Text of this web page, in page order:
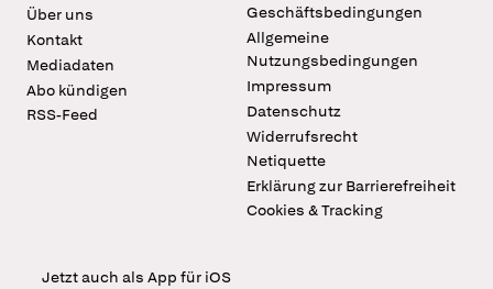
Über uns
Kontakt
Mediadaten
Abo kündigen
RSS-Feed
Geschäftsbedingungen
Allgemeine
Nutzungsbedingungen
Impressum
Datenschutz
Widerrufsrecht
Netiquette
Erklärung zur Barrierefreiheit
Cookies & Tracking
Jetzt auch als App für iOS